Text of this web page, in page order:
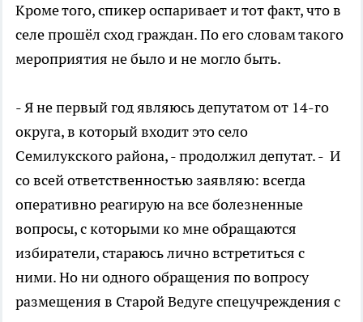
Кроме того, спикер оспаривает и тот факт, что в
селе прошёл сход граждан. По его словам такого
мероприятия не было и не могло быть.
- Я не первый год являюсь депутатом от 14-го
округа, в который входит это село
Семилукского района, - продолжил депутат. - И
со всей ответственностью заявляю: всегда
оперативно реагирую на все болезненные
вопросы, с которыми ко мне обращаются
избиратели, стараюсь лично встретиться с
ними. Но ни одного обращения по вопросу
размещения в Старой Ведуге спецучреждения с